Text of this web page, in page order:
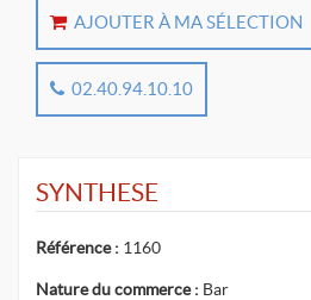
AJOUTER À MA SÉLECTION
02.40.94.10.10
SYNTHESE
Référence : 1160
Nature du commerce : Bar